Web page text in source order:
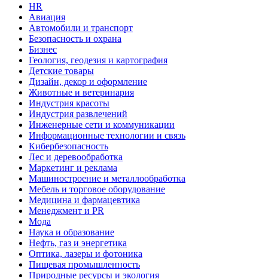
HR
Авиация
Автомобили и транспорт
Безопасность и охрана
Бизнес
Геология, геодезия и картография
Детские товары
Дизайн, декор и оформление
Животные и ветеринария
Индустрия красоты
Индустрия развлечений
Инженерные сети и коммуникации
Информационные технологии и связь
Кибербезопасность
Лес и деревообработка
Маркетинг и реклама
Машиностроение и металлообработка
Мебель и торговое оборудование
Медицина и фармацевтика
Менеджмент и PR
Мода
Наука и образование
Нефть, газ и энергетика
Оптика, лазеры и фотоника
Пищевая промышленность
Природные ресурсы и экология